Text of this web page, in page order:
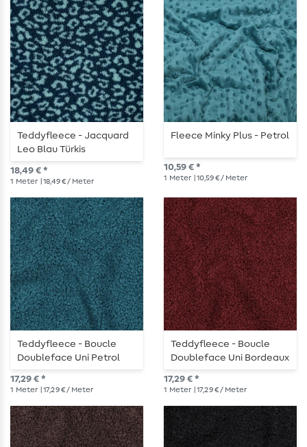
Teddyfleece - Jacquard
Leo Blau Türkis
18,49 € *
1 Meter | 18,49 € / Meter
Fleece Minky Plus - Petrol
10,59 € *
1 Meter | 10,59 € / Meter
Teddyfleece - Boucle
Doubleface Uni Petrol
17,29 € *
1 Meter | 17,29 € / Meter
Teddyfleece - Boucle
Doubleface Uni Bordeaux
17,29 € *
1 Meter | 17,29 € / Meter